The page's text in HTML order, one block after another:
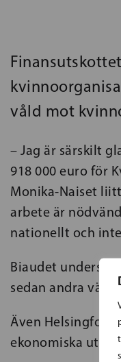
våld mot
– Jag är särskilt
918 000 euro för
Monika-Naiset
arbete är
nationellt och
Biaudet
sedan andra
Även
ekonomiska